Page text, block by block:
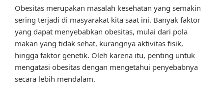
Obesitas merupakan masalah kesehatan yang semakin
sering terjadi di masyarakat kita saat ini. Banyak faktor
yang dapat menyebabkan obesitas, mulai dari pola
makan yang tidak sehat, kurangnya aktivitas fisik,
hingga faktor genetik. Oleh karena itu, penting untuk
mengatasi obesitas dengan mengetahui penyebabnya
secara lebih mendalam.